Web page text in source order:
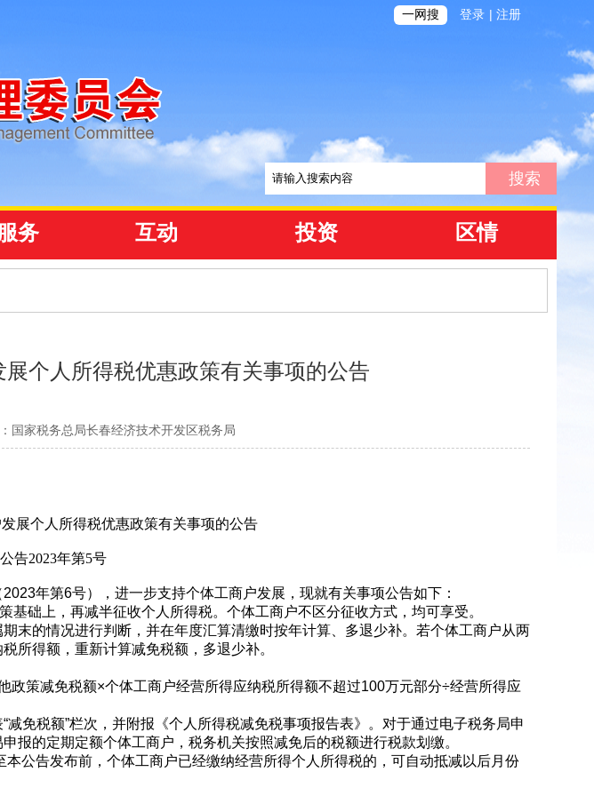
一网搜 登录 | 注册
务 互动 投资 区情
个人所得税优惠政策有关事项的公告
国家税务总局长春经济技术开发区税务局
展个人所得税优惠政策有关事项的公告
告2023年第5号
年第6号），进一步支持个体工商户发展，现就有关事项公告如下：
础上，再减半征收个人所得税。个体工商户不区分征收方式，均可享受。
的情况进行判断，并在年度汇算清缴时按年计算、多退少补。若个体工商户从两
所得额，重新计算减免税额，多退少补。
策减免税额×个体工商户经营所得应纳税所得额不超过100万元部分÷经营所得应
税额”栏次，并附报《个人所得税减免税事项报告表》。对于通过电子税务局申
报的定期定额个体工商户，税务机关按照减免后的税额进行税款划缴。
告发布前，个体工商户已经缴纳经营所得个人所得税的，可自动抵减以后月份